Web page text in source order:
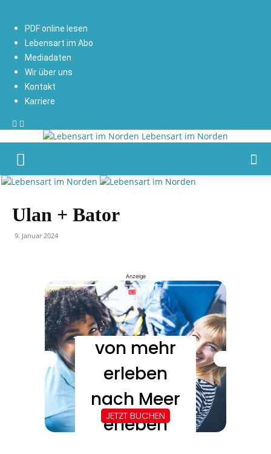
PDF online lesen
Lebensart im Abo
Mediadaten
Wir über uns
Kontakt
Karriere
Lebensart im Norden
Ulan + Bator
9. Januar 2024
Anzeige